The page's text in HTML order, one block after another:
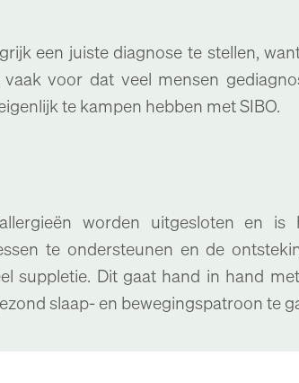
een juiste diagnose te stellen,
voor dat veel mensen
te kampen hebben met SIBO.
worden uitgesloten en
te ondersteunen en de
suppletie. Dit gaat hand in hand
slaap- en bewegingspatroon te